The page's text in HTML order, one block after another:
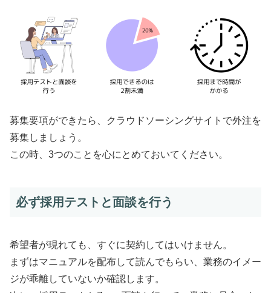
募集要項ができたら、クラウドソーシングサイトで外注を
募集しましょう。
この時、3つのことを心にとめておいてください。
必ず採用テストと面談を行う
希望者が現れても、すぐに契約してはいけません。
まずはマニュアルを配布して読んでもらい、業務のイメー
ジが乖離していないか確認します。